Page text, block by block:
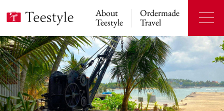
About
Teestyle
Ordermade
Travel